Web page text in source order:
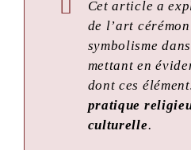
Cet article a
de l’art
symbolisme
mettant en
dont ces
pratique
culturelle.